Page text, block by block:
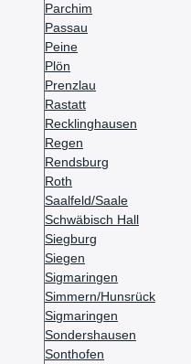
Parchim
Passau
Peine
Plön
Prenzlau
Rastatt
Recklinghausen
Regen
Rendsburg
Roth
Saalfeld/Saale
Schwäbisch Hall
Siegburg
Siegen
Sigmaringen
Simmern/Hunsrück
Sigmaringen
Sondershausen
Sonthofen